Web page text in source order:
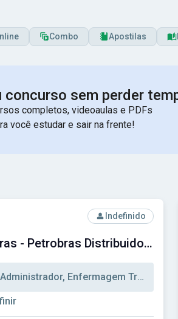
Combo Apostilas
concurso sem perder
completos, videoaulas e PDFs
você estudar e sair na frente!
- Petrobras Distribuidora S.A.
Indefinido
Petrobras - Petrobras Distribuidora S.A.
Análise, Administrador, Enfermagem Trabalho